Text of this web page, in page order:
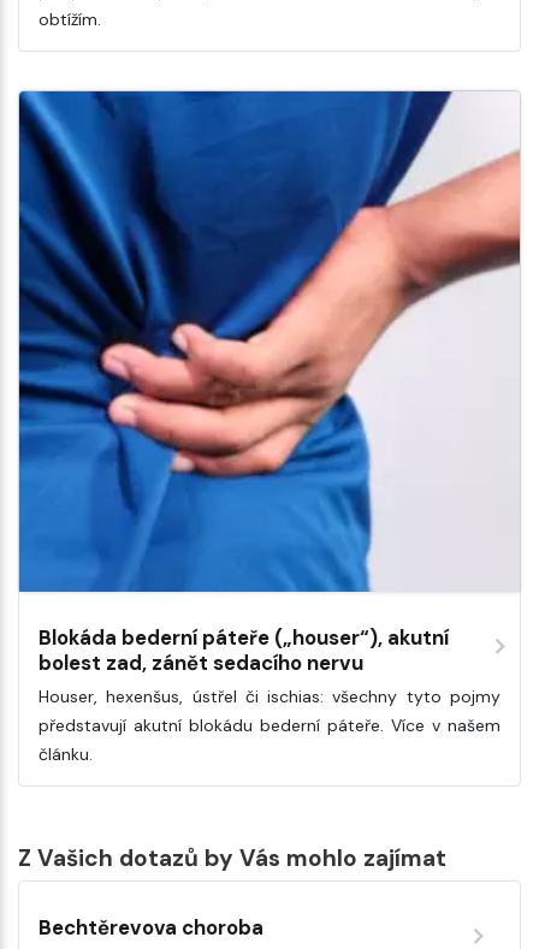
obtížím.
Blokáda bederní páteře („houser“), akutní
bolest zad, zánět sedacího nervu
Houser, hexenšus, ústřel či ischias: všechny tyto pojmy
představují akutní blokádu bederní páteře. Více v našem
článku.
Z Vašich dotazů by Vás mohlo zajímat
Bechtěrevova choroba